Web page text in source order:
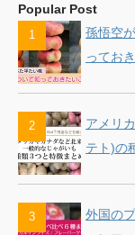
Popular Post
孫悟空
ってお
アメリ
テト)の
外国の